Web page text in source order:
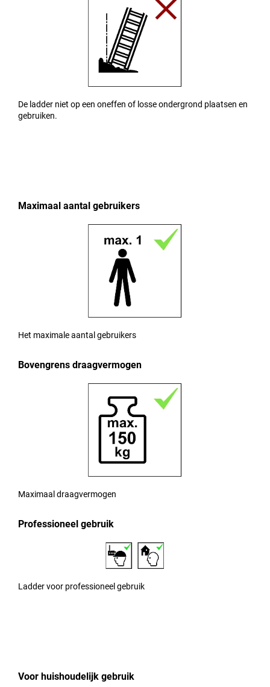
De ladder niet op een oneffen of losse ondergrond plaatsen en
gebruiken.
Maximaal aantal gebruikers
Het maximale aantal gebruikers
Bovengrens draagvermogen
Maximaal draagvermogen
Professioneel gebruik
Ladder voor professioneel gebruik
Voor huishoudelijk gebruik